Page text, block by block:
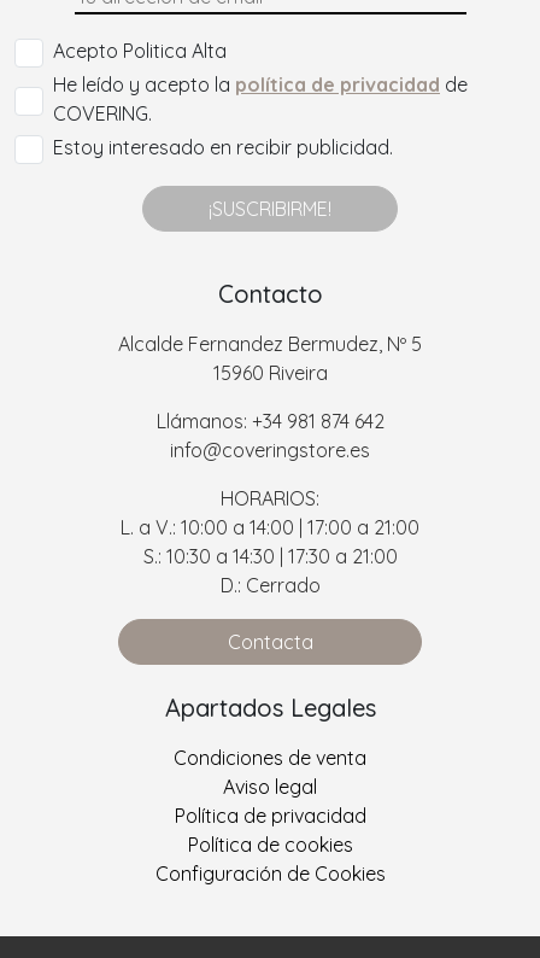
Acepto Politica Alta
He leído y acepto la política de privacidad de
COVERING.
Estoy interesado en recibir publicidad.
¡SUSCRIBIRME!
Contacto
Alcalde Fernandez Bermudez, Nº 5
15960 Riveira
Llámanos: +34 981 874 642
info@coveringstore.es
HORARIOS:
L. a V.: 10:00 a 14:00 | 17:00 a 21:00
S.: 10:30 a 14:30 | 17:30 a 21:00
D.: Cerrado
Contacta
Apartados Legales
Condiciones de venta
Aviso legal
Política de privacidad
Política de cookies
Configuración de Cookies